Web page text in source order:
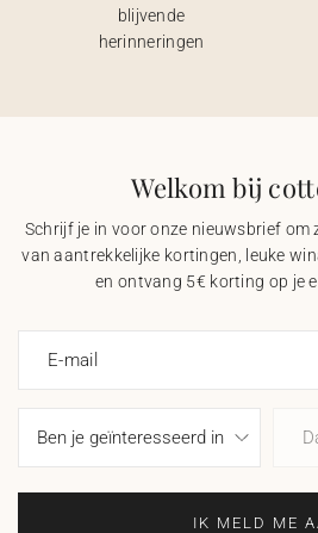
blijvende
herinneringen
Welkom bij
Schrijf je in voor onze nieuwsbrief om
van aantrekkelijke kortingen, leuke
en ontvang 5€ korting op je
E-mail
IK MELD ME